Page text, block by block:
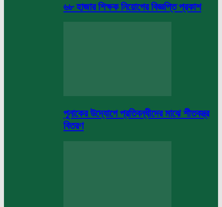
৬৮ হাজার শিক্ষক নিয়োগের বিজ্ঞপ্তি প্রকাশ
পুনাকের উদ্যোগে প্রতিবন্ধীদের মাঝে শীতবস্ত্র
বিতরণ